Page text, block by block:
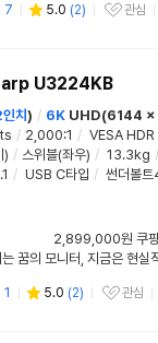
7 5.0 (2)
관심상품
관심
U3224KB
치) / 6KUHD(6144
/ 2,000:1 / VESA
) / 스위블(좌우) / 13.3kg /
/ USB C타입 / 썬더볼트
2,899,000원 쿠팡
1 5.0 (2)
관심상품
관심